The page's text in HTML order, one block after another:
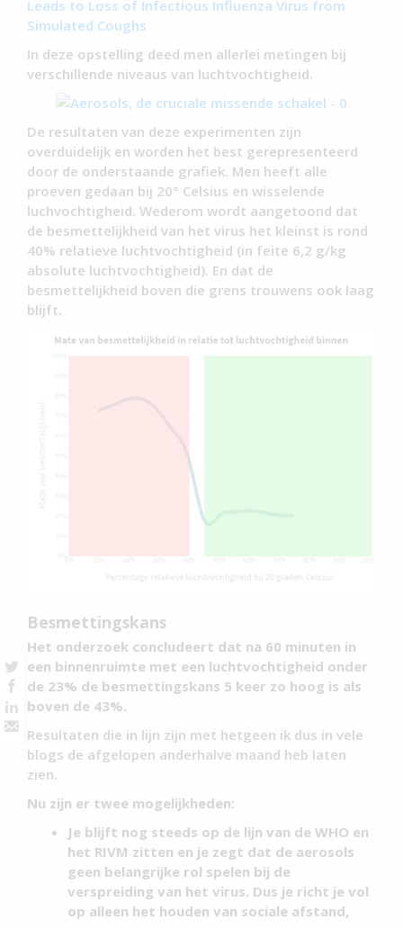
Leads to Loss of Infectious Influenza Virus from
Simulated Coughs
In deze opstelling deed men allerlei metingen bij
verschillende niveaus van luchtvochtigheid.
De resultaten van deze experimenten zijn
overduidelijk en worden het best gerepresenteerd
door de onderstaande grafiek. Men heeft alle
proeven gedaan bij 20° Celsius en wisselende
luchvochtigheid. Wederom wordt aangetoond dat
de besmettelijkheid van het virus het kleinst is rond
40% relatieve luchtvochtigheid (in feite 6,2 g/kg
absolute luchtvochtigheid). En dat de
besmettelijkheid boven die grens trouwens ook laag
blijft.
Besmettingskans
Het onderzoek concludeert dat na 60 minuten in
een binnenruimte met een luchtvochtigheid onder
de 23% de besmettingskans 5 keer zo hoog is als
boven de 43%.
Resultaten die in lijn zijn met hetgeen ik dus in vele
blogs de afgelopen anderhalve maand heb laten
zien.
Nu zijn er twee mogelijkheden:
Je blijft nog steeds op de lijn van de WHO en
het RIVM zitten en je zegt dat de aerosols
geen belangrijke rol spelen bij de
verspreiding van het virus. Dus je richt je vol
op alleen het houden van sociale afstand,